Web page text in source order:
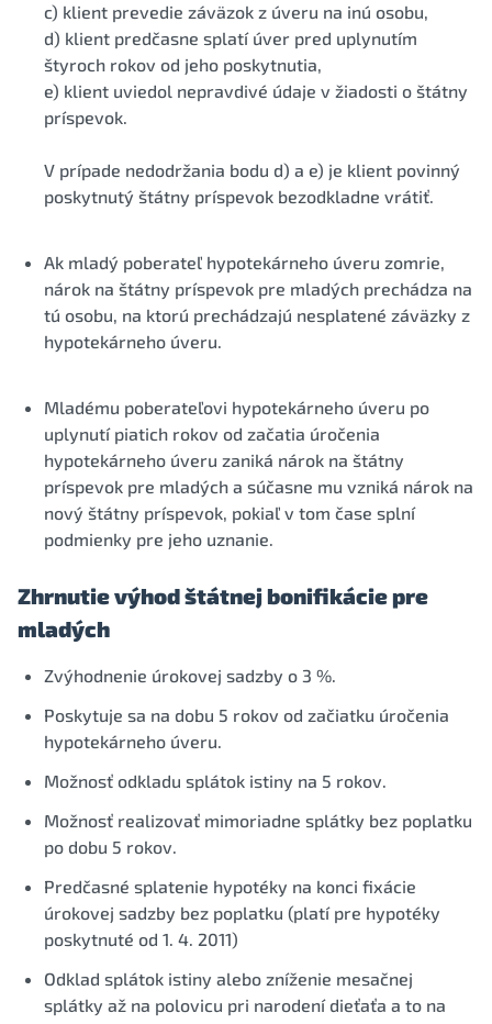
c) klient prevedie záväzok z úveru na inú osobu,
d) klient predčasne splatí úver pred uplynutím
štyroch rokov od jeho poskytnutia,
e) klient uviedol nepravdivé údaje v žiadosti o štátny
príspevok.
V prípade nedodržania bodu d) a e) je klient povinný
poskytnutý štátny príspevok bezodkladne vrátiť.
Ak mladý poberateľ hypotekárneho úveru zomrie,
nárok na štátny príspevok pre mladých prechádza na
tú osobu, na ktorú prechádzajú nesplatené záväzky z
hypotekárneho úveru.
Mladému poberateľovi hypotekárneho úveru po
uplynutí piatich rokov od začatia úročenia
hypotekárneho úveru zaniká nárok na štátny
príspevok pre mladých a súčasne mu vzniká nárok na
nový štátny príspevok, pokiaľ v tom čase splní
podmienky pre jeho uznanie.
Zhrnutie výhod štátnej bonifikácie pre
mladých
Zvýhodnenie úrokovej sadzby o 3 %.
Poskytuje sa na dobu 5 rokov od začiatku úročenia
hypotekárneho úveru.
Možnosť odkladu splátok istiny na 5 rokov.
Možnosť realizovať mimoriadne splátky bez poplatku
po dobu 5 rokov.
Predčasné splatenie hypotéky na konci fixácie
úrokovej sadzby bez poplatku (platí pre hypotéky
poskytnuté od 1. 4. 2011)
Odklad splátok istiny alebo zníženie mesačnej
splátky až na polovicu pri narodení dieťaťa a to na